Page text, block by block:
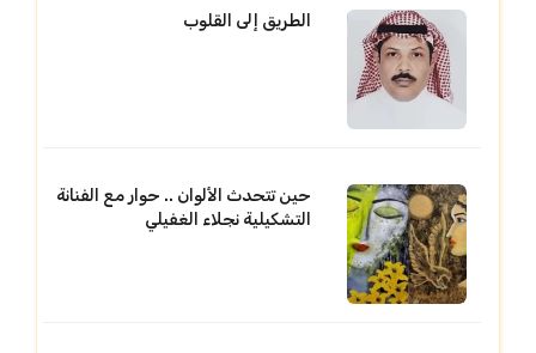
الطريق إلى القلوب
حين تتحدث الألوان .. حوار مع الفنانة
التشكيلية نجلاء الغفيلي